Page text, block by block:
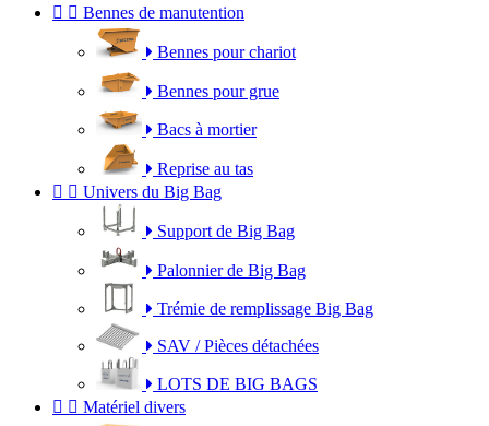
  Bennes de manutention
Bennes pour chariot
Bennes pour grue
Bacs à mortier
Reprise au tas
  Univers du Big Bag
Support de Big Bag
Palonnier de Big Bag
Trémie de remplissage Big Bag
SAV / Pièces détachées
LOTS DE BIG BAGS
  Matériel divers